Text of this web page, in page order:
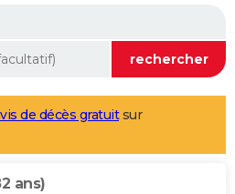
de décès gratuitsur
ans)